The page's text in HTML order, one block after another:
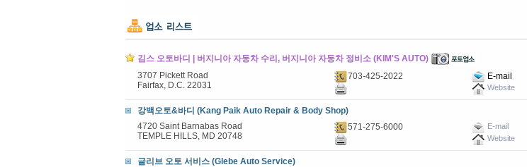
김스 오토바디 | 버지니아 자동차 수리, 버지니아 자동차 정비소 (KIM'S AUTO)
3707 Pickett Road
Fairfax, D.C. 22031
703-425-2022 E-mail
Website
강백오토&바디 (Kang Paik Auto Repair & Body Shop)
4720 Saint Barnabas Road
TEMPLE HILLS, MD 20748
571-275-6000
E-mail
Website
글리브 오토 서비스 (Glebe Auto Service)